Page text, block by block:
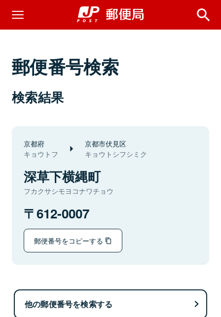
郵便番号検索
検索結果
京都府
キョウトフ
京都市伏見区
キョウトシフシミク
深草下横縄町
フカクサシモヨコナワチョウ
612-0007
郵便番号をコピーする
他の郵便番号を検索する